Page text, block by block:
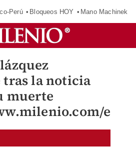
Perú Bloqueos HOY Mano Machinek
tras la noticia
muerte